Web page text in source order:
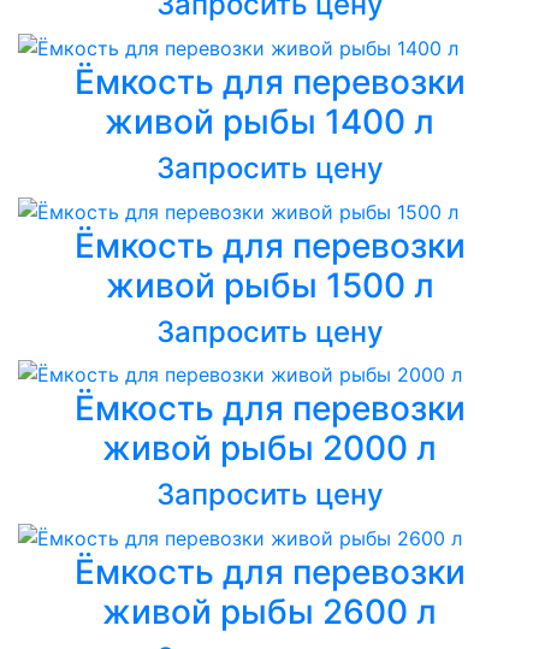
Ёмкость для перевозки
живой рыбы 1400 л
Запросить цену
Ёмкость для перевозки
живой рыбы 1500 л
Запросить цену
Ёмкость для перевозки
живой рыбы 2000 л
Запросить цену
Ёмкость для перевозки
живой рыбы 2600 л